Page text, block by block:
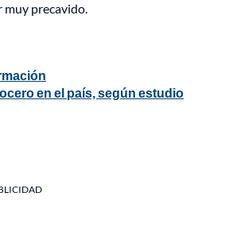
muy precavido.
en el país, según estudio